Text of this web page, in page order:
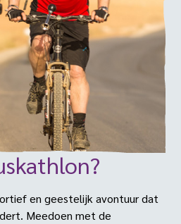
en geestelijk avontuur dat
Meedoen met de